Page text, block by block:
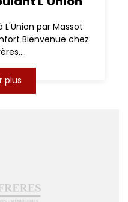
L'Union par Massot
Bienvenue chez
plus